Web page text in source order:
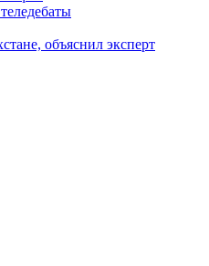
объяснил эксперт